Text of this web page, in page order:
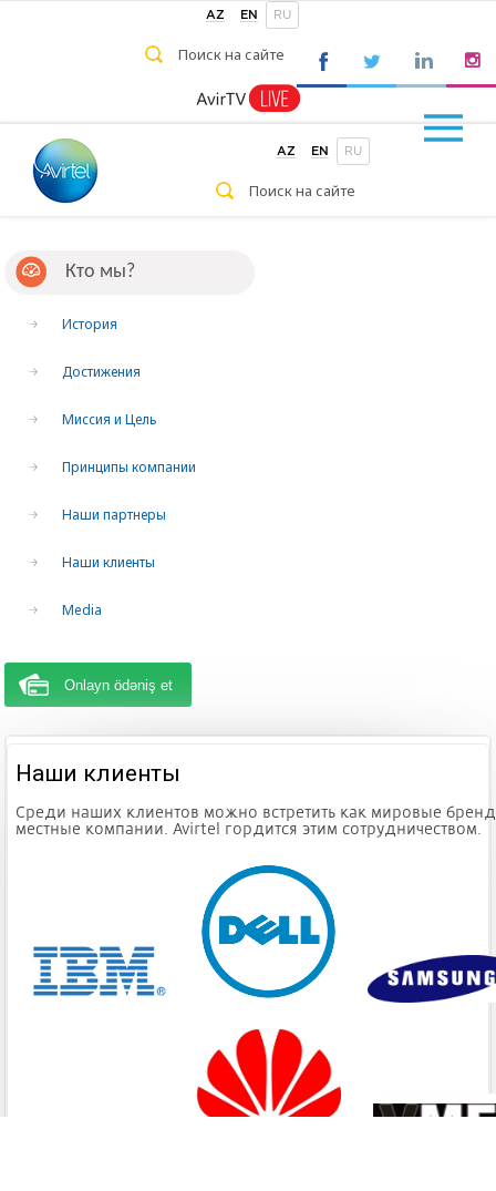
AZ EN RU
AZ EN RU
Кто мы?
История
Достижения
Миссия и Цель
Принципы компании
Наши партнеры
Наши клиенты
Media
Onlayn ödəniş et
Наши клиенты
Среди наших клиентов можно встретить как мировые
местные компании. Avirtel гордится этим сотрудничеством.